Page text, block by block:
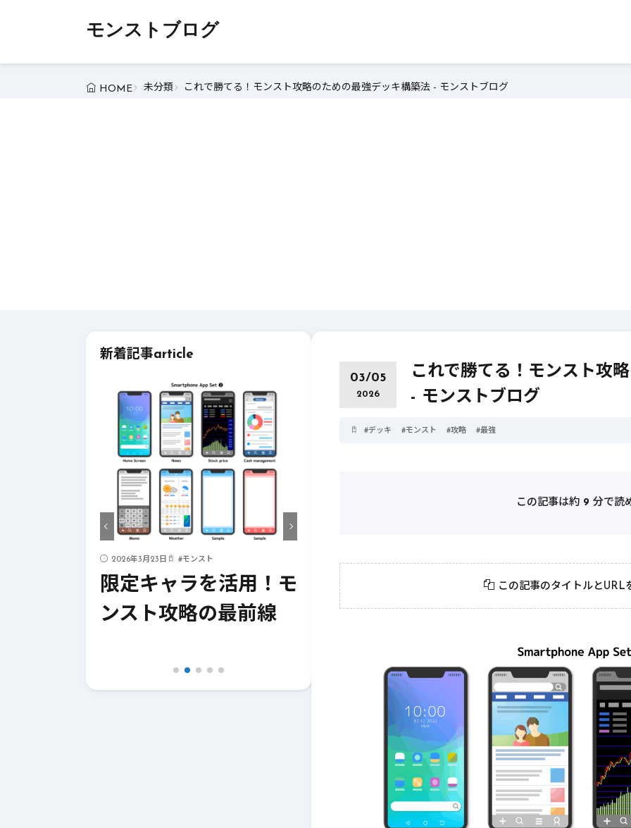
モンストブログ
HOME 未分類 これで勝てる！モンスト攻略のための最強デッキ構築法 - モンストブログ
新着記事article
2026年3月23日 #モンスト
限定キャラを活用！モ
ンスト攻略の最前線
モンスト攻略に役立
つ！おすすめパーティ
絶対に知っ
モンスト攻
ク10選
03/05
2026
これで勝てる！モンスト攻
- モンストブログ
#デッキ #モンスト #攻略 #最強
この記事は約 9 分で読
この記事のタイトルとURL